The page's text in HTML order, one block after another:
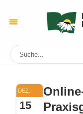
DEZ.
15